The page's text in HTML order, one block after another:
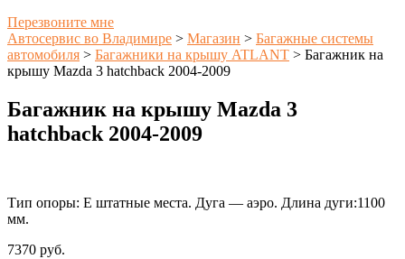
Перезвоните мне
Автосервис во Владимире > Магазин > Багажные системы
автомобиля > Багажники на крышу ATLANT > Багажник на
крышу Mazda 3 hatchback 2004-2009
Багажник на крышу Mazda 3
hatchback 2004-2009
Тип опоры: E штатные места. Дуга — аэро. Длина дуги:1100
мм.
7370 руб.